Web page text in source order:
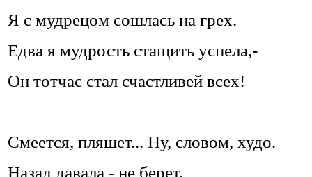
Я с мудрецом сошлась на грех.
Едва я мудрость стащить успела,-
Он тотчас стал счастливей всех!
Смеется, пляшет... Ну, словом, худо.
Назад давала - не берет.